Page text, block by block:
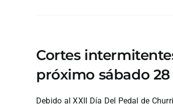
Cortes
próximo sábado
Debido al XXII Día Del Pedal de